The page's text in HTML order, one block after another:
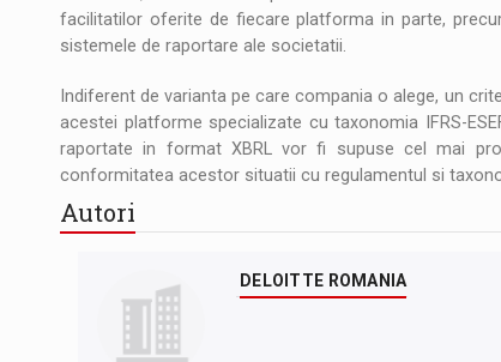
facilitatilor oferite de fiecare platforma in parte,
sistemele de raportare ale societatii.
Indiferent de varianta pe care compania o alege, un
acestei platforme specializate cu taxonomia IFRS-
raportate in format XBRL vor fi supuse cel mai
conformitatea acestor situatii cu regulamentul si
Autori
DELOITTE ROMANIA